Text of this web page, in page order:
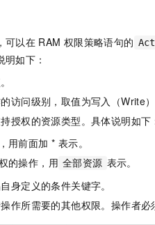
可以在 RAM 权限策略语句的
如下：
访问级别，取值为写入（Write
授权的资源类型。具体说明如下
用前面加 * 表示。
的操作，用 全部资源 表示。
身定义的条件关键字。
作所需要的其他权限。操作者必